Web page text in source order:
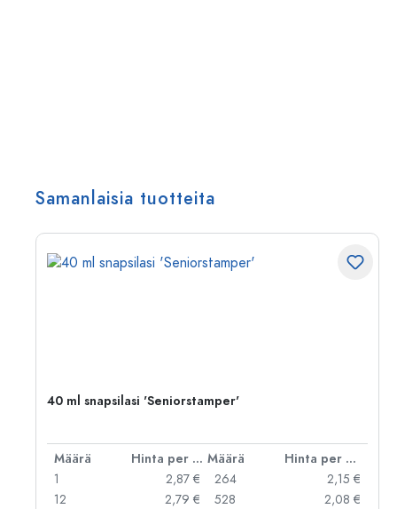
Samanlaisia tuotteita
40 ml snapsilasi 'Seniorstamper'
Määrä Hinta per kpl Määrä
Hinta per kpl
1
2,87 €
12
2,79 €
264
2,15 €
528
2,08 €